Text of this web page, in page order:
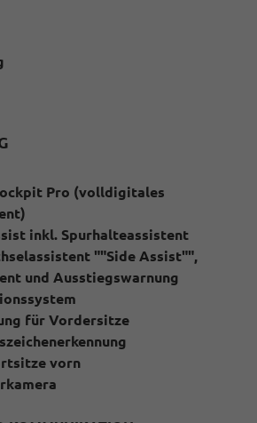
Pro (volldigitales
inkl. Spurhalteassistent
""Side Assist"",
und Ausstiegswarnung
für Vordersitze
vorn